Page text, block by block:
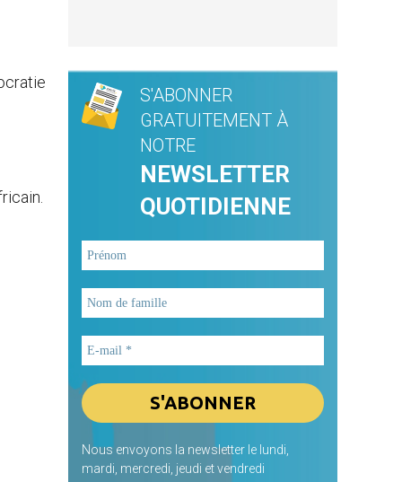
S'ABONNER
GRATUITEMENT À
NOTRE
NEWSLETTER
QUOTIDIENNE
Nous envoyons la newsletter le lundi,
mardi, mercredi, jeudi et vendredi